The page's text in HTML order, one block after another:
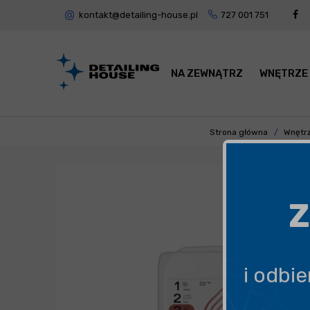
kontakt@detailing-house.pl 727 001 751
NA ZEWNĄTRZ WNĘTRZE
Strona główna
i